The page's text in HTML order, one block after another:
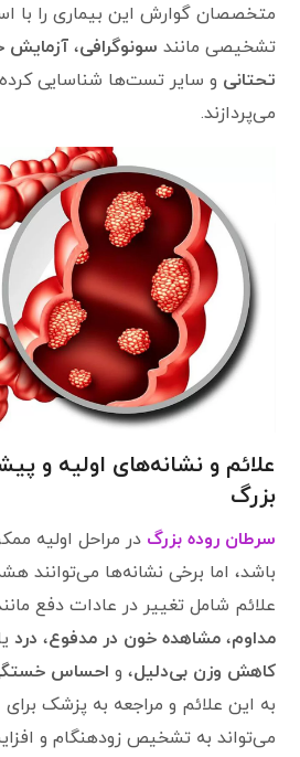
متخصصان گوارش این بیماری را با
تشخیصی مانند سونوگرافی،آزمایش
تحتانی و سایر تست‌ها شناسایی
می‌پردازند.
علائم و نشانه‌های اولیه و
بزرگ
سرطان روده بزرگ در مراحل اولیه
باشد، اما برخی نشانه‌ها می‌توانند
علائم شامل تغییر در عادات دفع
مداوم،مشاهده خون در مدفوع، درد
کاهش وزن بی‌دلیل، و احساس
به این علائم و مراجعه به پزشک
می‌تواند به تشخیص زودهنگام و